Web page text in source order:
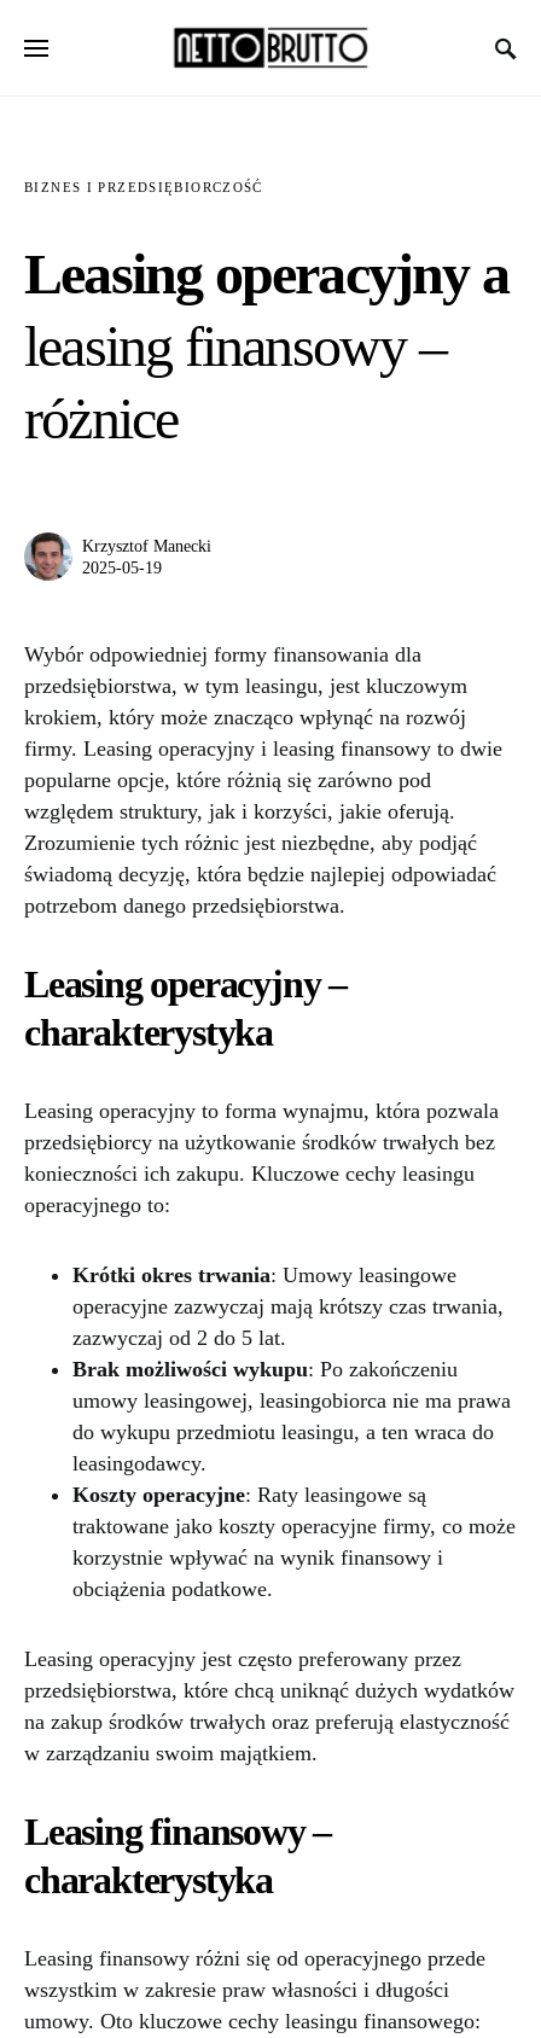
BIZNES I PRZEDSIĘBIORCZOŚĆ
Leasing operacyjny a
leasing finansowy –
różnice
Krzysztof Manecki
2025-05-19
Wybór odpowiedniej formy finansowania dla
przedsiębiorstwa, w tym leasingu, jest kluczowym
krokiem, który może znacząco wpłynąć na rozwój
firmy. Leasing operacyjny i leasing finansowy to dwie
popularne opcje, które różnią się zarówno pod
względem struktury, jak i korzyści, jakie oferują.
Zrozumienie tych różnic jest niezbędne, aby podjąć
świadomą decyzję, która będzie najlepiej odpowiadać
potrzebom danego przedsiębiorstwa.
Leasing operacyjny –
charakterystyka
Leasing operacyjny to forma wynajmu, która pozwala
przedsiębiorcy na użytkowanie środków trwałych bez
konieczności ich zakupu. Kluczowe cechy leasingu
operacyjnego to:
Krótki okres trwania: Umowy leasingowe
operacyjne zazwyczaj mają krótszy czas trwania,
zazwyczaj od 2 do 5 lat.
Brak możliwości wykupu: Po zakończeniu
umowy leasingowej, leasingobiorca nie ma prawa
do wykupu przedmiotu leasingu, a ten wraca do
leasingodawcy.
Koszty operacyjne: Raty leasingowe są
traktowane jako koszty operacyjne firmy, co może
korzystnie wpływać na wynik finansowy i
obciążenia podatkowe.
Leasing operacyjny jest często preferowany przez
przedsiębiorstwa, które chcą uniknąć dużych wydatków
na zakup środków trwałych oraz preferują elastyczność
w zarządzaniu swoim majątkiem.
Leasing finansowy –
charakterystyka
Leasing finansowy różni się od operacyjnego przede
wszystkim w zakresie praw własności i długości
umowy. Oto kluczowe cechy leasingu finansowego: